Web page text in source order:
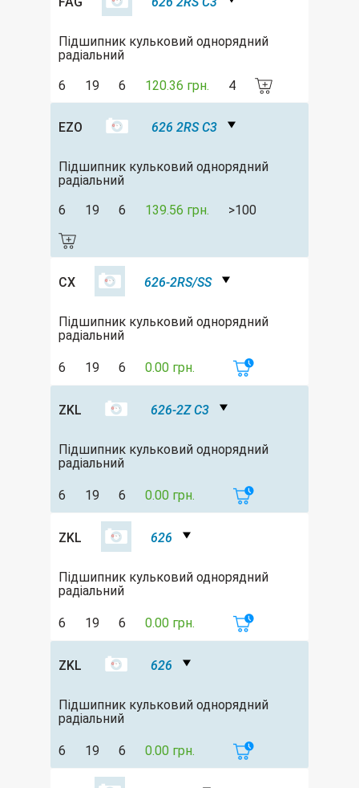
Підшипник кульковий однорядний
радіальний
6 19 6 120.36 грн. 4
EZO 626 2RS C3
Підшипник кульковий однорядний
радіальний
6
19 6 139.56 грн. >100
CX 626-2RS/SS
Підшипник кульковий однорядний
радіальний
6 19 6 0.00 грн.
ZKL 626-2Z C3
Підшипник кульковий однорядний
радіальний
6 19 6 0.00 грн.
ZKL 626
Підшипник кульковий однорядний
радіальний
6 19 6 0.00 грн.
ZKL 626
Підшипник кульковий однорядний
радіальний
6 19 6 0.00 грн.